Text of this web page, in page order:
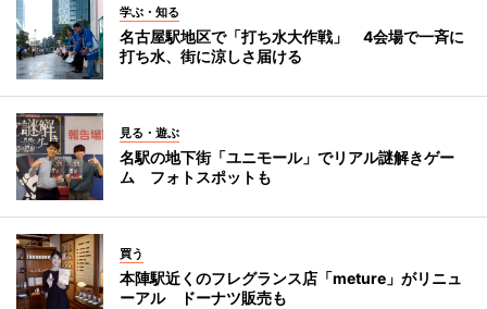
学ぶ・知る
名古屋駅地区で「打ち水大作戦」 4会場で一斉に
打ち水、街に涼しさ届ける
見る・遊ぶ
名駅の地下街「ユニモール」でリアル謎解きゲー
ム フォトスポットも
買う
本陣駅近くのフレグランス店「meture」がリニュ
ーアル ドーナツ販売も